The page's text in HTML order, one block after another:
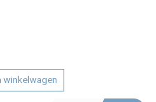
winkelwagen